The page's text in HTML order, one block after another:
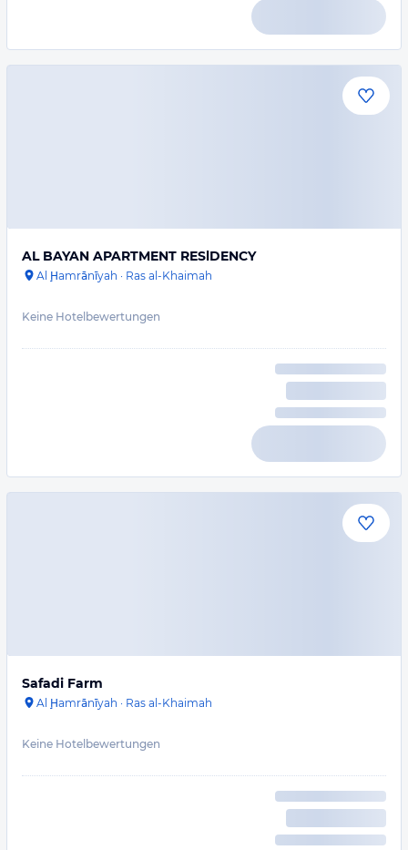
AL BAYAN APARTMENT RESlDENCY
Al Ḩamrānīyah · Ras al-Khaimah
Keine Hotelbewertungen
Safadi Farm
Al Ḩamrānīyah · Ras al-Khaimah
Keine Hotelbewertungen